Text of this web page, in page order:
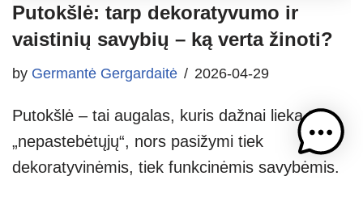
Putokšlė: tarp dekoratyvumo ir
vaistinių savybių – ką verta žinoti?
by Germantė Gergardaitė 2026-04-29
Putokšlė – tai augalas, kuris dažnai lieka tarp
„nepastebėtųjų“, nors pasižymi tiek
dekoratyvinėmis, tiek funkcinėmis savybėmis.